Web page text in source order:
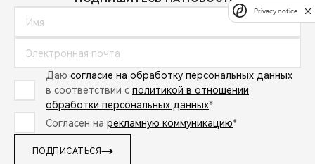
Даю согласие на обработку персональных данных
в соответствии с политикой в отношении
обработки персональных данных*
Согласен на рекламную коммуникацию*
ПОДПИСАТЬСЯ
Privacy notice